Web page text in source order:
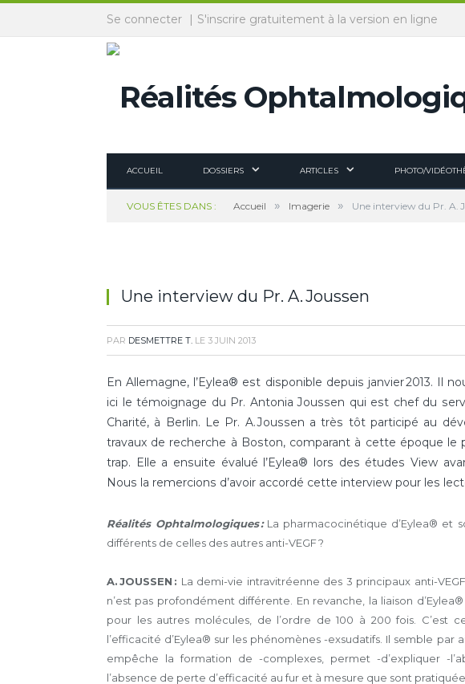
Panneau de gestion des cookies
Se connecter S'inscrire gratuitement à la version en ligne
ACCUEIL DOSSIERS ARTICLES PHOTO/
VOUS ÊTES DANS : Accueil » Imagerie » Une interview du Pr. A.
Une interview du Pr. A. Joussen
PAR DESMETTRE T. LE 3 JUIN 2013
En Allemagne, l’Eylea® est disponible depuis janvier 2013. Il
ici le témoignage du Pr. Antonia Joussen qui est chef du
Charité, à Berlin. Le Pr. A. Joussen a très tôt participé au
travaux de recherche à Boston, comparant à cette époque le
trap. Elle a ensuite évalué l’Eylea® lors des études View
Nous la remercions d’avoir accordé cette interview pour les
Réalités Ophtalmologiques :La pharmacocinétique d’Eylea® et
différents de celles des autres anti-VEGF ?
A. JOUSSEN : La demi-vie intravitréenne des 3 principaux anti-
n’est pas profondément différente. En revanche, la liaison
pour les autres molécules, de l’ordre de 100 à 200 fois. C’est
l’efficacité d’Eylea® sur les phénomènes -exsudatifs. Il semble
empêche la formation de -complexes, permet -d’expliquer -
l’absence de perte d’efficacité au fur et à mesure que sont